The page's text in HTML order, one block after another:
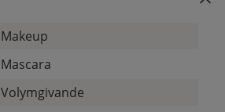
Makeup
Mascara
Volymgivande